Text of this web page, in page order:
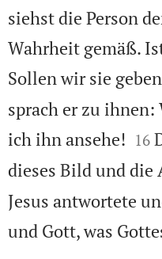
siehst die Person
Wahrheit gemäß.
Sollen wir sie
sprach er zu
ich ihn ansehe!
16
dieses Bild und die
Jesus antwortete
und Gott, was